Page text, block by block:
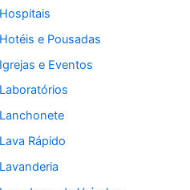
e Pousadas
e Eventos
Rápido